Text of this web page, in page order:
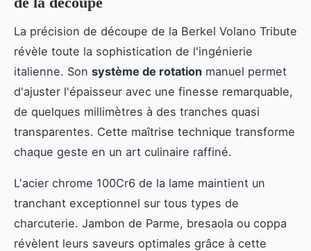
La précision de découpe de la Berkel Volano Tribute
révèle toute la sophistication de l'ingénierie
italienne. Son système de rotation manuel permet
d'ajuster l'épaisseur avec une finesse remarquable,
de quelques millimètres à des tranches quasi
transparentes. Cette maîtrise technique transforme
chaque geste en un art culinaire raffiné.
L'acier chrome 100Cr6 de la lame maintient un
tranchant exceptionnel sur tous types de
charcuterie. Jambon de Parme, bresaola ou coppa
révèlent leurs saveurs optimales grâce à cette